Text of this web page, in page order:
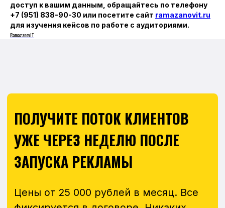
доступ к вашим данным, обращайтесь по телефону
+7 (951) 838-90-30 или посетите сайт ramazanovit.ru
для изучения кейсов по работе с аудиториями.
RamazanovIT